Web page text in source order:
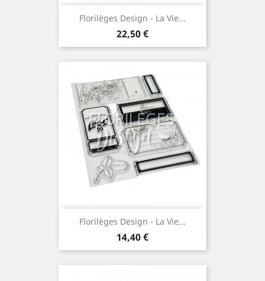
Florilèges Design - La Vie...
Prix
22,50 €
Florilèges Design - La Vie...
Prix
14,40 €